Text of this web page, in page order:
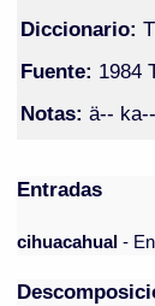
Diccionario:
Fuente: 1984
Notas: ä--
Entradas
cihuacahual-